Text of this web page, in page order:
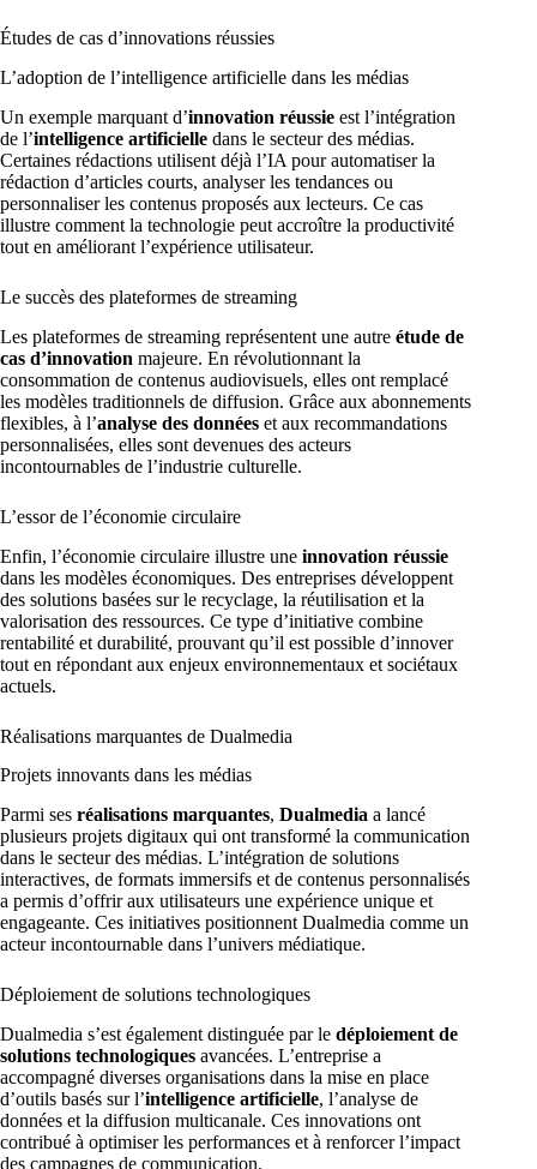
Études de cas d’innovations réussies
L’adoption de l’intelligence artificielle dans les médias
Un exemple marquant d’innovation réussie est l’intégration
de l’intelligence artificielle dans le secteur des médias.
Certaines rédactions utilisent déjà l’IA pour automatiser la
rédaction d’articles courts, analyser les tendances ou
personnaliser les contenus proposés aux lecteurs. Ce cas
illustre comment la technologie peut accroître la productivité
tout en améliorant l’expérience utilisateur.
Le succès des plateformes de streaming
Les plateformes de streaming représentent une autre étude de
cas d’innovation majeure. En révolutionnant la
consommation de contenus audiovisuels, elles ont remplacé
les modèles traditionnels de diffusion. Grâce aux abonnements
flexibles, à l’analyse des données et aux recommandations
personnalisées, elles sont devenues des acteurs
incontournables de l’industrie culturelle.
L’essor de l’économie circulaire
Enfin, l’économie circulaire illustre une innovation réussie
dans les modèles économiques. Des entreprises développent
des solutions basées sur le recyclage, la réutilisation et la
valorisation des ressources. Ce type d’initiative combine
rentabilité et durabilité, prouvant qu’il est possible d’innover
tout en répondant aux enjeux environnementaux et sociétaux
actuels.
Réalisations marquantes de Dualmedia
Projets innovants dans les médias
Parmi ses réalisations marquantes, Dualmedia a lancé
plusieurs projets digitaux qui ont transformé la communication
dans le secteur des médias. L’intégration de solutions
interactives, de formats immersifs et de contenus personnalisés
a permis d’offrir aux utilisateurs une expérience unique et
engageante. Ces initiatives positionnent Dualmedia comme un
acteur incontournable dans l’univers médiatique.
Déploiement de solutions technologiques
Dualmedia s’est également distinguée par le déploiement de
solutions technologiques avancées. L’entreprise a
accompagné diverses organisations dans la mise en place
d’outils basés sur l’intelligence artificielle, l’analyse de
données et la diffusion multicanale. Ces innovations ont
contribué à optimiser les performances et à renforcer l’impact
des campagnes de communication.